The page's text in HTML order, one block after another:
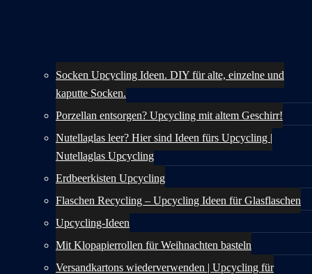
Socken Upcycling Ideen. DIY für alte, einzelne und
kaputte Socken.
Porzellan entsorgen? Upcycling mit altem Geschirr!
Nutellaglas leer? Hier sind Ideen fürs Upcycling |
Nutellaglas Upcycling
Erdbeerkisten Upcycling
Flaschen Recycling – Upcycling Ideen für Glasflaschen
Upcycling-Ideen
Mit Klopapierrollen für Weihnachten basteln
Versandkartons wiederverwenden | Upcycling für